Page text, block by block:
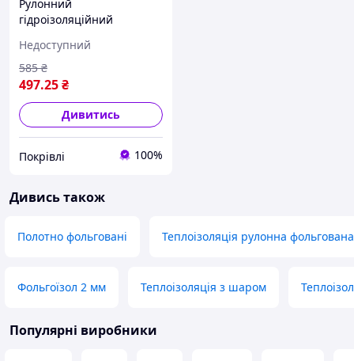
Рулонний
гідроізоляційний
400 VIYADUK (5 мм)
Недоступний
497.25₴
585 ₴
Дивитись
Покрівлі 100%
Дивись також
Полотно фольговані Теплоізоляція рулонна фольгована
Фольгоїзол 2 мм Теплоізоляція з шаром
Популярні виробники